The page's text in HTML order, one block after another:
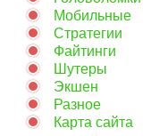
Мобильные
Стратегии
Файтинги
Шутеры
Экшен
Разное
Карта сайта